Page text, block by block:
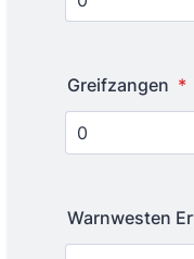
Greifzangen *
Warnwesten